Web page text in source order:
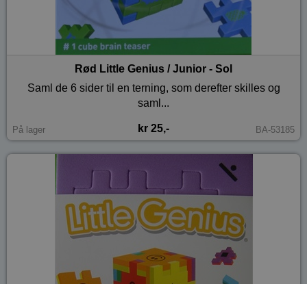
Rød Little Genius / Junior - Sol
Saml de 6 sider til en terning, som derefter skilles og
saml...
På lager kr 25,- BA-53185